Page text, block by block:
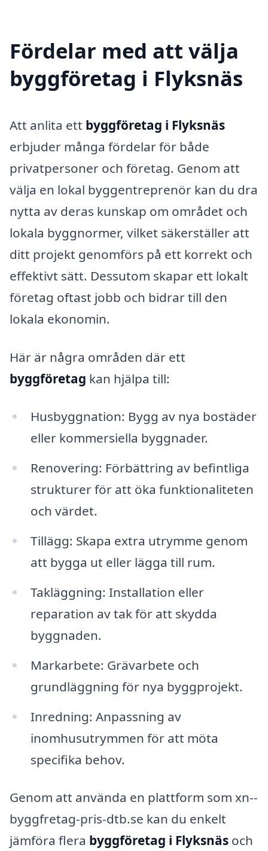
Fördelar med att välja
byggföretag i Flyksnäs
Att anlita ett byggföretag i Flyksnäs
erbjuder många fördelar för både
privatpersoner och företag. Genom att
välja en lokal byggentreprenör kan du dra
nytta av deras kunskap om området och
lokala byggnormer, vilket säkerställer att
ditt projekt genomförs på ett korrekt och
effektivt sätt. Dessutom skapar ett lokalt
företag oftast jobb och bidrar till den
lokala ekonomin.
Här är några områden där ett
byggföretag kan hjälpa till:
Husbyggnation: Bygg av nya bostäder
eller kommersiella byggnader.
Renovering: Förbättring av befintliga
strukturer för att öka funktionaliteten
och värdet.
Tillägg: Skapa extra utrymme genom
att bygga ut eller lägga till rum.
Takläggning: Installation eller
reparation av tak för att skydda
byggnaden.
Markarbete: Grävarbete och
grundläggning för nya byggprojekt.
Inredning: Anpassning av
inomhusutrymmen för att möta
specifika behov.
Genom att använda en plattform som xn--
byggfretag-pris-dtb.se kan du enkelt
jämföra flera byggföretag i Flyksnäs och